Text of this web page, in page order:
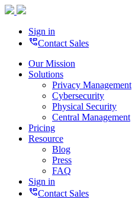
Sign in
perm_phone_msgContact Sales
Our Mission
Solutions
Privacy Management
Cybersecurity
Physical Security
Central Management
Pricing
Resource
Blog
Press
FAQ
Sign in
perm_phone_msgContact Sales